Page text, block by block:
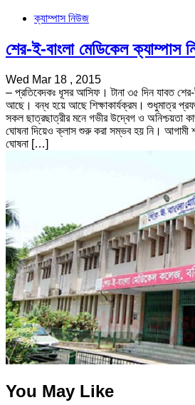
ক্যাম্পাস নিউজ
শের-ই-বাংলা মেডিকেল ক্যাম্পাস
Wed Mar 18 , 2015
– প্রতিবেদকঃ ধূসর আসিফ। টানা ৩৫ দিন যাবত
আছে। বন্ধ হয়ে আছে শিক্ষাকার্যক্রম। শুধুমাত্র
সকল ছাত্রছাত্রীর মনে গভীর উদ্বেগ ও অনিশ্চয়তা
ঘোষনা দিয়েও ক্লাস শুরু করা সম্ভব হয় নি। আগামী
ঘোষনা […]
You May Like